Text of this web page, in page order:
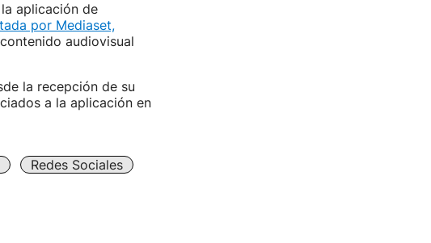
aplicación de
por Mediaset,
audiovisual
la recepción de su
a la aplicación en
Redes Sociales